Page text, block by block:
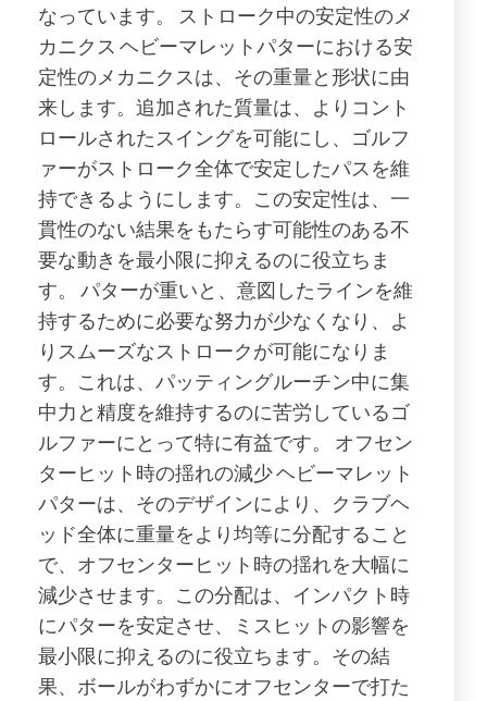
なっています。 ストローク中の安定性のメ
カニクス ヘビーマレットパターにおける安
定性のメカニクスは、その重量と形状に由
来します。追加された質量は、よりコント
ロールされたスイングを可能にし、ゴルフ
ァーがストローク全体で安定したパスを維
持できるようにします。この安定性は、一
貫性のない結果をもたらす可能性のある不
要な動きを最小限に抑えるのに役立ちま
す。 パターが重いと、意図したラインを維
持するために必要な努力が少なくなり、よ
りスムーズなストロークが可能になりま
す。これは、パッティングルーチン中に集
中力と精度を維持するのに苦労しているゴ
ルファーにとって特に有益です。 オフセン
ターヒット時の揺れの減少 ヘビーマレット
パターは、そのデザインにより、クラブヘ
ッド全体に重量をより均等に分配すること
で、オフセンターヒット時の揺れを大幅に
減少させます。この分配は、インパクト時
にパターを安定させ、ミスヒットの影響を
最小限に抑えるのに役立ちます。その結
果、ボールがわずかにオフセンターで打た